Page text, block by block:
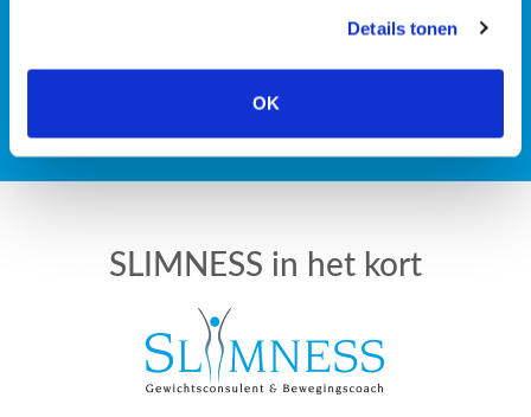
Details tonen
OK
kilo’s aan gaan?
PLAN EEN GRATIS INTAKE
SLIMNESS in het kort